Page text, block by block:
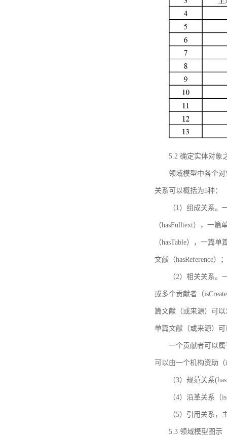
5.2 确定实体对象
领域模型中各个
关系可以概括为5种：
（1）组成关系
（hasFulltext），一
（hasTable），一篇
文献（hasReference）；
（2）相关关系
或多个贡献者（
篇文献（或来源）可
单篇文献（或来源）可
一个贡献者可以
可以由一个机构资助（
（3）规范关系
（4）沿革关系
（5）引用关系，
5.3 领域模型图示